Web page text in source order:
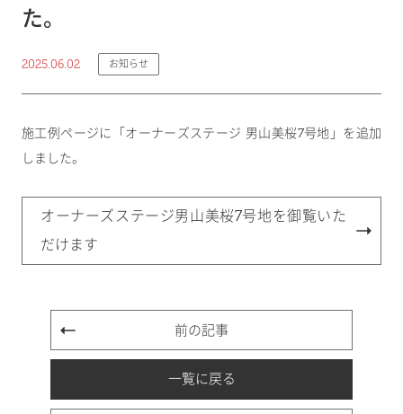
た。
2025.06.02 お知らせ
施工例ページに「オーナーズステージ 男山美桜7号地」を追加
しました。
オーナーズステージ男山美桜7号地を御覧いた
だけます
前の記事
一覧に戻る